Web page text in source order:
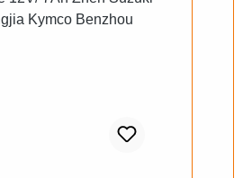
5DTX 360 125I ABS
125 I CBS